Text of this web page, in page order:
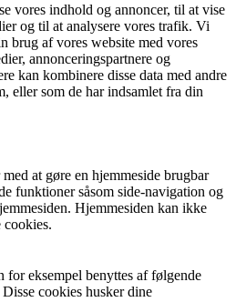
vores indhold og annoncer, til at vise
og til at analysere vores trafik. Vi
brug af vores website med vores
annonceringspartnere og
kan kombinere disse data med andre
eller som de har indsamlet fra din
at gøre en hjemmeside brugbar
funktioner såsom side-navigation og
Hjemmesiden kan ikke
cookies.
eksempel benyttes af følgende
cookies husker dine